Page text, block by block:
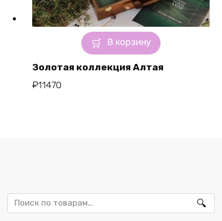
В корзину
Золотая коллекция Алтая
₽11470
Искать: